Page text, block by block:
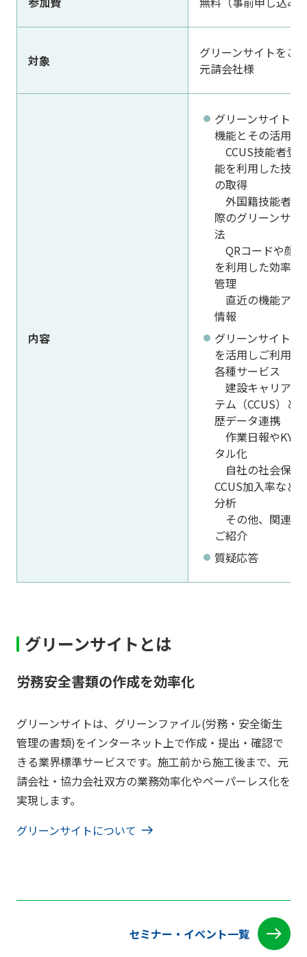
対象
グリーンサイトをご
元請会社様
内容
グリーンサイトの
機能とその活用方
CCUS技能者登
能を利用した技能
の取得
外国籍技能者受
際のグリーンサイ
法
QRコードや顔
を利用した効率的
管理
直近の機能アッ
情報
グリーンサイトの
を活用しご利用い
各種サービス
建設キャリアア
テム（CCUS）と
歴データ連携
作業日報やKY
タル化
自社の社会保険
CCUS加入率など
分析
その他、関連サ
ご紹介
質疑応答
グリーンサイトとは
労務安全書類の作成を効率化
グリーンサイトは、グリーンファイル(労務・安全衛生
管理の書類)をインターネット上で作成・提出・確認で
きる業界標準サービスです。施工前から施工後まで、元
請会社・協力会社双方の業務効率化やペーパーレス化を
実現します。
グリーンサイトについて
セミナー・イベント一覧